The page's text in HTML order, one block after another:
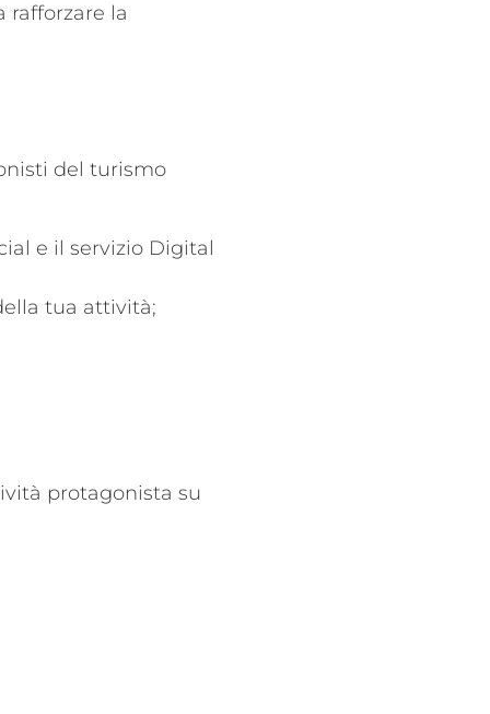
rafforzare la
del turismo
e il servizio Digital
tua attività;
protagonista su